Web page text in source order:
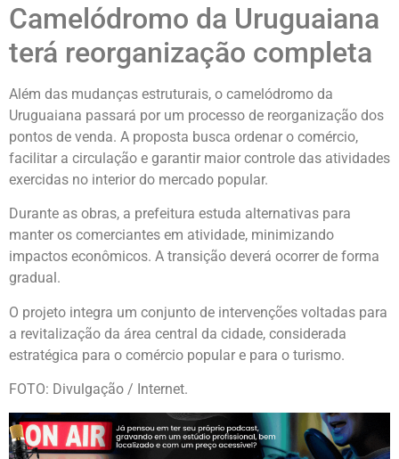
Camelódromo da Uruguaiana
terá reorganização completa
Além das mudanças estruturais, o camelódromo da
Uruguaiana passará por um processo de reorganização dos
pontos de venda. A proposta busca ordenar o comércio,
facilitar a circulação e garantir maior controle das atividades
exercidas no interior do mercado popular.
Durante as obras, a prefeitura estuda alternativas para
manter os comerciantes em atividade, minimizando
impactos econômicos. A transição deverá ocorrer de forma
gradual.
O projeto integra um conjunto de intervenções voltadas para
a revitalização da área central da cidade, considerada
estratégica para o comércio popular e para o turismo.
FOTO: Divulgação / Internet.